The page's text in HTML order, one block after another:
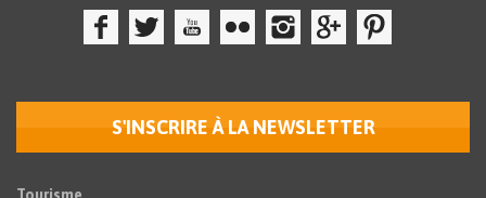
S'INSCRIRE À LA NEWSLETTER
Tourisme